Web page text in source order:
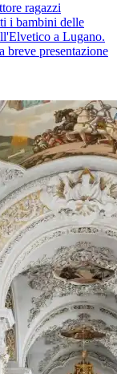
ragazzi
i bambini delle
a Lugano.
breve presentazione